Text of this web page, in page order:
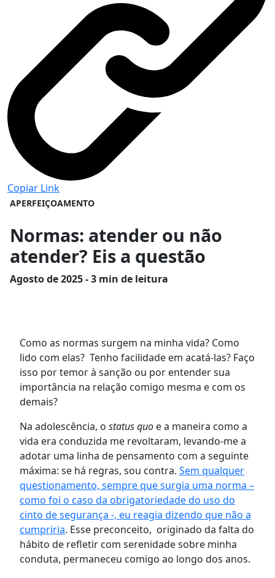
Copiar Link
APERFEIÇOAMENTO
Normas: atender ou não
atender? Eis a questão
Agostode 2025 - 3 min de leitura
Como as normas surgem na minha vida? Como
lido com elas? Tenho facilidade em acatá-las? Faço
isso por temor à sanção ou por entender sua
importância na relação comigo mesma e com os
demais?
Na adolescência, o status quo e a maneira como a
vida era conduzida me revoltaram, levando-me a
adotar uma linha de pensamento com a seguinte
máxima: se há regras, sou contra. Sem qualquer
questionamento, sempre que surgia uma norma –
como foi o caso da obrigatoriedade do uso do
cinto de segurança -, eu reagia dizendo que não a
cumpriria. Esse preconceito, originado da falta do
hábito de refletir com serenidade sobre minha
conduta, permaneceu comigo ao longo dos anos.